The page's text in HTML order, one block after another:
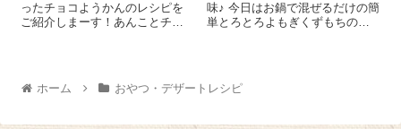
ったチョコようかんのレシピを
ご紹介しまーす！あんことチョ
ョコ 1枚（60g）を手で砕いて
湯煎で溶かします。鍋に水...
味♪ 今日はお鍋で混ぜるだけの簡
単とろとろよもぎくずもちのレ
を加...
ホーム おやつ・デザートレシピ